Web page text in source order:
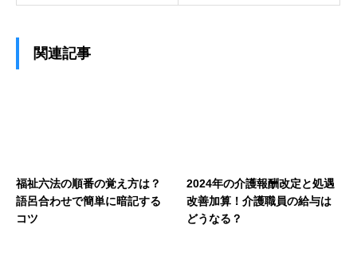
関連記事
福祉六法の順番の覚え方は？
語呂合わせで簡単に暗記する
コツ
2024年の介護報酬改定と処遇
改善加算！介護職員の給与は
どうなる？